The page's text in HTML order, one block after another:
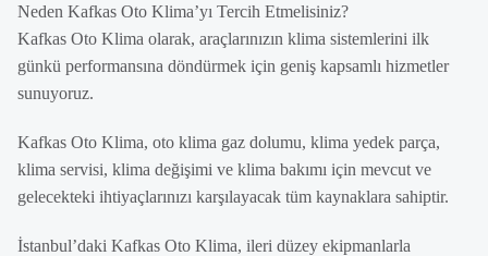
Neden Kafkas Oto Klima’yı Tercih Etmelisiniz?
Kafkas Oto Klima olarak, araçlarınızın klima sistemlerini ilk
günkü performansına döndürmek için geniş kapsamlı hizmetler
sunuyoruz.
Kafkas Oto Klima, oto klima gaz dolumu, klima yedek parça,
klima servisi, klima değişimi ve klima bakımı için mevcut ve
gelecekteki ihtiyaçlarınızı karşılayacak tüm kaynaklara sahiptir.
İstanbul’daki Kafkas Oto Klima, ileri düzey ekipmanlarla